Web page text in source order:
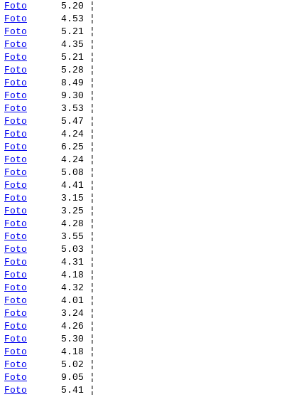
Foto
      5.20 ¦
Foto
      4.53 ¦
Foto
      5.21 ¦
Foto
      4.35 ¦
Foto
      5.21 ¦
Foto
      5.28 ¦
Foto
      8.49 ¦
Foto
      9.30 ¦
Foto
      3.53 ¦
Foto
      5.47 ¦
Foto
      4.24 ¦
Foto
      6.25 ¦
Foto
      4.24 ¦
Foto
      5.08 ¦
Foto
      4.41 ¦
Foto
      3.15 ¦
Foto
      3.25 ¦
Foto
      4.28 ¦
Foto
      3.55 ¦
Foto
      5.03 ¦
Foto
      4.31 ¦
Foto
      4.18 ¦
Foto
      4.32 ¦
Foto
      4.01 ¦
Foto
      3.24 ¦
Foto
      4.26 ¦
Foto
      5.30 ¦
Foto
      4.18 ¦
Foto
      5.02 ¦
Foto
      9.05 ¦
Foto
      5.41 ¦